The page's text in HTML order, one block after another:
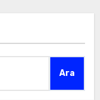
Ara